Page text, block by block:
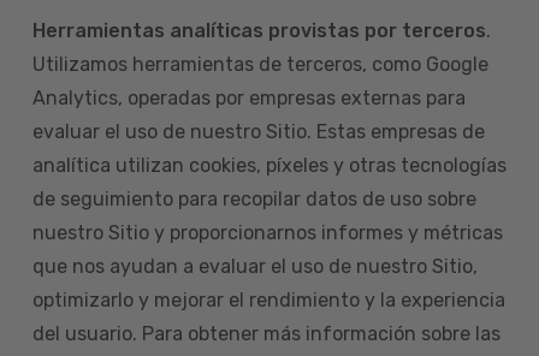
Herramientas analíticas provistas por terceros.
Utilizamos herramientas de terceros, como Google
Analytics, operadas por empresas externas para
evaluar el uso de nuestro Sitio. Estas empresas de
analítica utilizan cookies, píxeles y otras tecnologías
de seguimiento para recopilar datos de uso sobre
nuestro Sitio y proporcionarnos informes y métricas
que nos ayudan a evaluar el uso de nuestro Sitio,
optimizarlo y mejorar el rendimiento y la experiencia
del usuario. Para obtener más información sobre las